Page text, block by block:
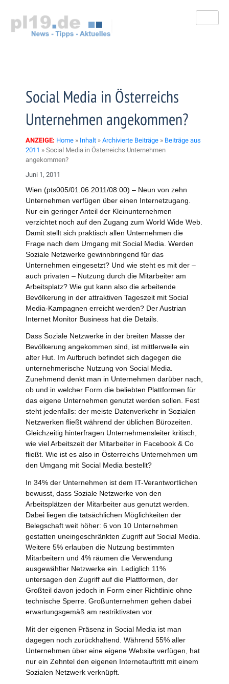
springen
Social Media in Österreichs
Unternehmen angekommen?
ANZEIGE: Home » Inhalt » Archivierte Beiträge » Beiträge aus
2011 » Social Media in Österreichs Unternehmen
angekommen?
Juni 1, 2011
Wien (pts005/01.06.2011/08:00) – Neun von zehn
Unternehmen verfügen über einen Internetzugang.
Nur ein geringer Anteil der Kleinunternehmen
verzichtet noch auf den Zugang zum World Wide Web.
Damit stellt sich praktisch allen Unternehmen die
Frage nach dem Umgang mit Social Media. Werden
Soziale Netzwerke gewinnbringend für das
Unternehmen eingesetzt? Und wie steht es mit der –
auch privaten – Nutzung durch die Mitarbeiter am
Arbeitsplatz? Wie gut kann also die arbeitende
Bevölkerung in der attraktiven Tageszeit mit Social
Media-Kampagnen erreicht werden? Der Austrian
Internet Monitor Business hat die Details.
Dass Soziale Netzwerke in der breiten Masse der
Bevölkerung angekommen sind, ist mittlerweile ein
alter Hut. Im Aufbruch befindet sich dagegen die
unternehmerische Nutzung von Social Media.
Zunehmend denkt man in Unternehmen darüber nach,
ob und in welcher Form die beliebten Plattformen für
das eigene Unternehmen genutzt werden sollen. Fest
steht jedenfalls: der meiste Datenverkehr in Sozialen
Netzwerken fließt während der üblichen Bürozeiten.
Gleichzeitig hinterfragen Unternehmensleiter kritisch,
wie viel Arbeitszeit der Mitarbeiter in Facebook & Co
fließt. Wie ist es also in Österreichs Unternehmen um
den Umgang mit Social Media bestellt?
In 34% der Unternehmen ist dem IT-Verantwortlichen
bewusst, dass Soziale Netzwerke von den
Arbeitsplätzen der Mitarbeiter aus genutzt werden.
Dabei liegen die tatsächlichen Möglichkeiten der
Belegschaft weit höher: 6 von 10 Unternehmen
gestatten uneingeschränkten Zugriff auf Social Media.
Weitere 5% erlauben die Nutzung bestimmten
Mitarbeitern und 4% räumen die Verwendung
ausgewählter Netzwerke ein. Lediglich 11%
untersagen den Zugriff auf die Plattformen, der
Großteil davon jedoch in Form einer Richtlinie ohne
technische Sperre. Großunternehmen gehen dabei
erwartungsgemäß am restriktivsten vor.
Mit der eigenen Präsenz in Social Media ist man
dagegen noch zurückhaltend. Während 55% aller
Unternehmen über eine eigene Website verfügen, hat
nur ein Zehntel den eigenen Internetauftritt mit einem
Sozialen Netzwerk verknüpft.